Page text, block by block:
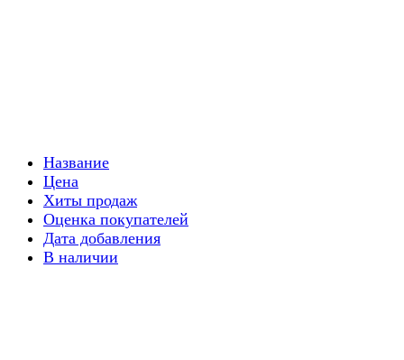
Название
Цена
Хиты продаж
Оценка покупателей
Дата добавления
В наличии